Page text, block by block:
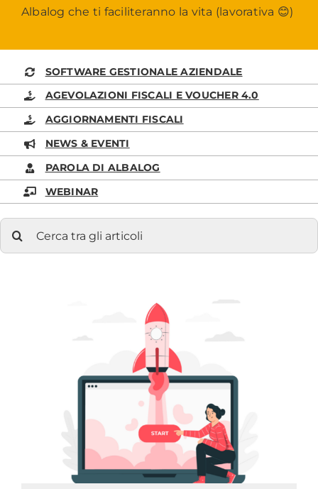
Albalog che ti faciliteranno la vita (lavorativa 😊)
SOFTWARE GESTIONALE AZIENDALE
AGEVOLAZIONI FISCALI E VOUCHER 4.0
AGGIORNAMENTI FISCALI
NEWS & EVENTI
PAROLA DI ALBALOG
WEBINAR